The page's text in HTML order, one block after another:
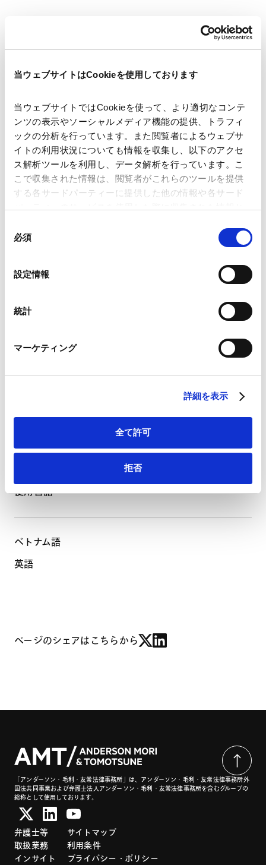
当ウェブサイトはCookieを使用しております
当ウェブサイトではCookieを使って、より適切なコンテ
ンツの表示やソーシャルメディア機能の提供、トラフィ
ックの分析を行っています。また閲覧者によるウェブサ
イトの利用状況についても情報を収集し、以下のアクセ
ス解析ツールを利用し、データ解析を行っています。こ
こで収集された情報は、閲覧者がこれらのツールを提供
する各サードパーティーに提供した他の情報や各サード
ことがあります。
Google Analytics利用規約（
Marketo
外部サイト）
LinkedIn プライバシーポリシー（
HubSpot プライバシーポリシー（外部サイト）
必須
設定情報
統計
マーケティング
詳細を表示
全て許可
拒否
ベトナム国立大学ホーチミン市校法学部（法学士)
Lawlink Vietnam勤務
Dentons - LuatViet Advocates & Solicitors勤務
2020年8月 - 2022年7月
LNT & Partners勤務
2022年7月 - 2023年6月
Asia Counsel勤務
2023年7月
当事務所ホーチミンオフィス入所
2023年12月
University of Paris I: Panthéon-Sorbonne（法学修
PROFESSIONAL ADMISSIONS
ベトナム弁護士登録（2020年）
ACADEMIC
ASSOCIATIONS
Vietnam Bar Federation,
Ho Chi Minh City Bar Association
使用言語
ベトナム語
英語
ページのシェアはこちらから
「アンダーソン・毛利・友常法律事務所」は、アンダーソン・毛利・友常法律事務所外
国法共同事業および弁護士法人アンダーソン・毛利・友常法律事務所を含むグループの
総称として使用しております。
弁護士等
取扱業務
インサイト
サイトマップ
利用条件
プライバシー・ポリシー